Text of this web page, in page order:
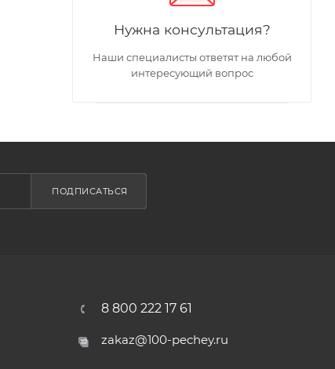
Нужна консультация?
Наши специалисты ответят на любой
интересующий вопрос
ПОДПИСАТЬСЯ
8 800 222 17 61
zakaz@100-pechey.ru